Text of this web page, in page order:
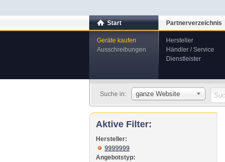
Start
Geräte kaufen
Ausschreibungen
Partnerverzeichnis
Hersteller
Händler / Service
Dienstleister
Suche in: ganze Website
Aktive Filter:
Hersteller:
9999999
Angebotstyp: